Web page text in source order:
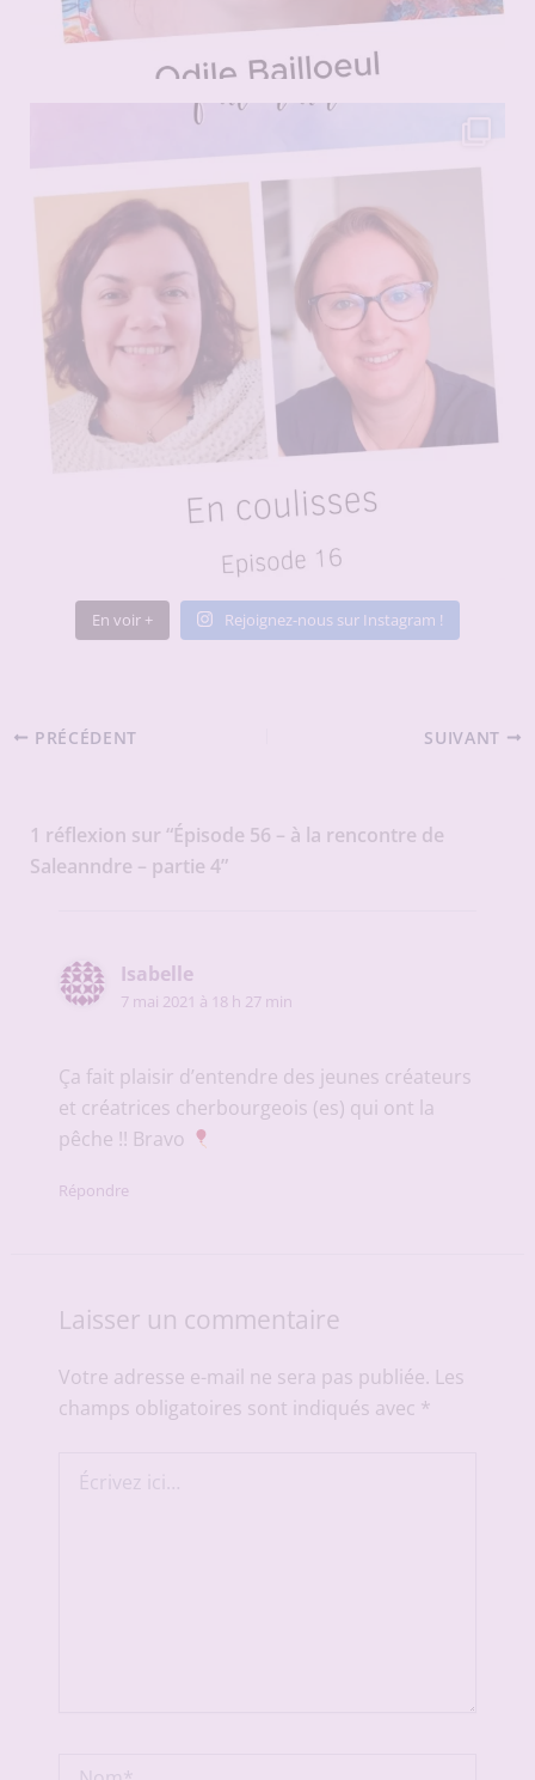
En voir + Rejoignez-nous sur Instagram !
PRÉCÉDENT SUIVANT
1 réflexion sur “Épisode 56 – à la rencontre de
Saleanndre – partie 4”
Isabelle
7 mai 2021 à 18 h 27 min
Ça fait plaisir d’entendre des jeunes créateurs
et créatrices cherbourgeois (es) qui ont la
pêche !! Bravo
Répondre
Laisser un commentaire
Votre adresse e-mail ne sera pas publiée. Les
champs obligatoires sont indiqués avec *
ici…